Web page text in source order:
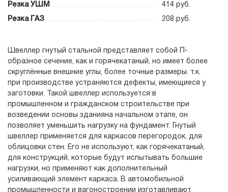
Резка УШМ 414 руб.
Резка ГАЗ 208 руб.
Швеллер гнутый стальной представляет собой П-
образное сечение, как и горячекатаный, но имеет более
скруглённые внешние углы, более точные размеры. т.к.
при производстве устраняются дефекты, имеющиеся у
заготовки. Такой швеллер используется в
промышленном и гражданском строительстве при
возведении основы зданияна начальном этапе, он
позволяет уменьшить нагрузку на фундамент. Гнутый
швеллер применяется для каркасов перегородок, для
облицовки стен. Его не используют, как горячекатаный,
для конструкций, которые будут испытывать большие
нагрузки, но применяют как дополнительный
усиливающий элемент каркаса. В автомобильной
промышленности и вагоностроении изготавливают